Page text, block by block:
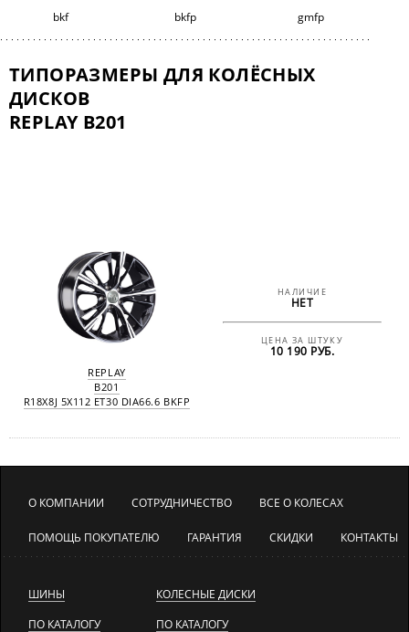
bkf bkfp gmfp
ТИПОРАЗМЕРЫ ДЛЯ КОЛЁСНЫХ
ДИСКОВ
REPLAY B201
REPLAY
B201
R18X8J 5X112 ET30 DIA66.6 BKFP
НАЛИЧИЕ
НЕТ
ЦЕНА ЗА ШТУКУ
10 190 РУБ.
О КОМПАНИИ СОТРУДНИЧЕСТВО ВСЕ О КОЛЕСАХ
ПОМОЩЬ ПОКУПАТЕЛЮ ГАРАНТИЯ СКИДКИ КОНТАКТЫ
ШИНЫ
ПО КАТАЛОГУ
КОЛЕСНЫЕ ДИСКИ
ПО КАТАЛОГУ